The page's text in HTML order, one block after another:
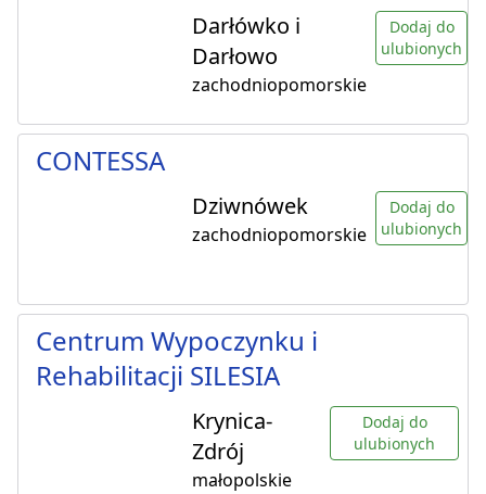
Darłówko i
Darłowo
zachodniopomorskie
Dodaj do
ulubionych
CONTESSA
Dziwnówek
zachodniopomorskie
Dodaj do
ulubionych
Centrum Wypoczynku i
Rehabilitacji SILESIA
Krynica-
Zdrój
małopolskie
Dodaj do
ulubionych